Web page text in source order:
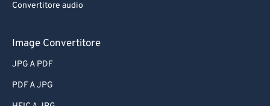
Convertitore audio
Image Convertitore
JPG A PDF
PDF A JPG